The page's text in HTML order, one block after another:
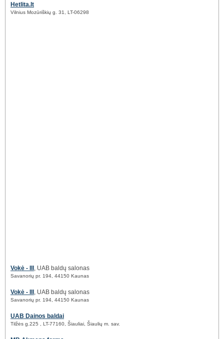
Hetlita.lt
Vilnius Mozūriškių g. 31, LT-06298
Vokė - III , UAB baldų salonas
Savanorių pr. 194, 44150 Kaunas
Vokė - III , UAB baldų salonas
Savanorių pr. 194, 44150 Kaunas
UAB Dainos baldai
Tilžės g.225 , LT-77160, Šiauliai, Šiaulių m. sav.